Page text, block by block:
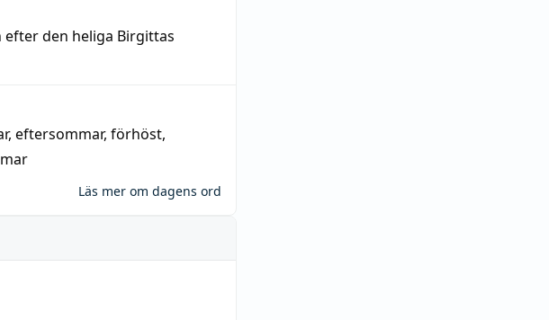
efter den heliga Birgittas
, eftersommar, förhöst,
Läs mer om dagens ord